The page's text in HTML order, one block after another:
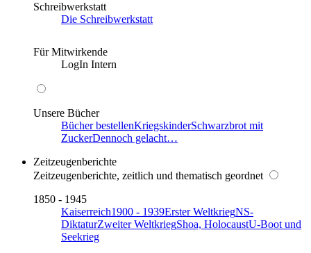
Schreibwerkstatt
Die Schreibwerkstatt
Für Mitwirkende
LogIn Intern
Unsere Bücher
Bücher bestellenKriegskinderSchwarzbrot mit
ZuckerDennoch gelacht…
Zeitzeugenberichte
Zeitzeugenberichte, zeitlich und thematisch geordnet
1850 - 1945
Kaiserreich1900 - 1939Erster WeltkriegNS-
DiktaturZweiter WeltkriegShoa, HolocaustU-Boot und
Seekrieg